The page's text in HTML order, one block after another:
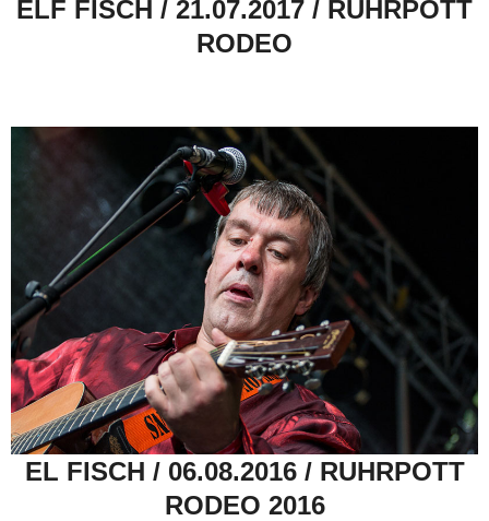
ELF FISCH / 21.07.2017 / RUHRPOTT
RODEO
EL FISCH / 06.08.2016 / RUHRPOTT
RODEO 2016